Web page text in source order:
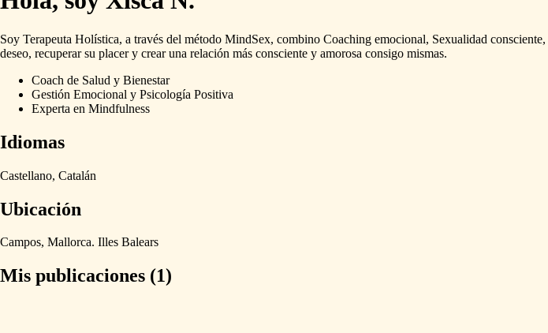
Soy Terapeuta Holística, a través del método MindSex, combino Coaching emocional, Sexualidad consciente,
deseo, recuperar su placer y crear una relación más consciente y amorosa consigo mismas.
Coach de Salud y Bienestar
Gestión Emocional y Psicología Positiva
Experta en Mindfulness
Idiomas
Castellano, Catalán
Ubicación
Campos, Mallorca. Illes Balears
Mis publicaciones (1)